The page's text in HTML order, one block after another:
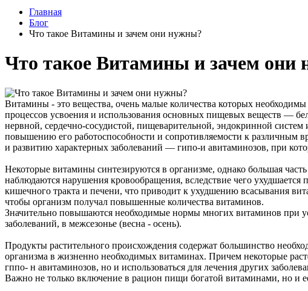
Главная
Блог
Что такое Витамины и зачем они нужны?
Что такое Витамины и зачем они
Витамины - это вещества, очень малые количества которых
процессов усвоения и использования основных пищевых веществ —
нервной, сердечно-сосудистой, пищеварительной, эндокринной
повышению его работоспособности и сопротивляемости к различным
и развитию характерных заболеваний — гипо-и авитаминозов, при
Некоторые витамины синтезируются в организме, однако большая
наблюдаются нарушения кровообращения, вследствие чего
кишечного тракта и печени, что приводит к ухудшению всасывания
чтобы организм получал повышенные количества витаминов.
Значительно повышаются необходимые нормы многих витаминов при
заболеваний, в межсезонье (весна - осень).
Продукты растительного происхождения содержат большинство
организма в жизненно необходимых витаминах. Причем некоторые
гппо- н авитаминозов, но и использоваться для лечения других
Важно не только включение в рацион пищи богатой витаминами, но и